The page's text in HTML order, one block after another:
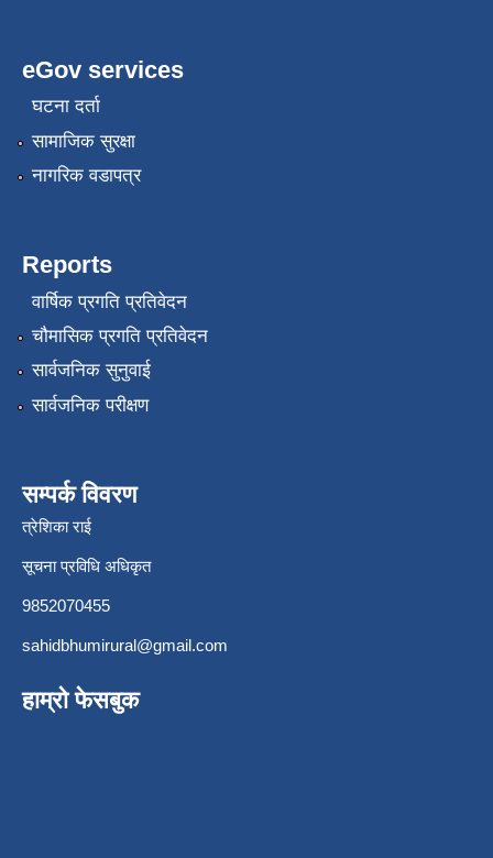
eGov services
घटना दर्ता
सामाजिक सुरक्षा
नागरिक वडापत्र
Reports
वार्षिक प्रगति प्रतिवेदन
चौमासिक प्रगति प्रतिवेदन
सार्वजनिक सुनुवाई
सार्वजनिक परीक्षण
सम्पर्क विवरण
त्रेशिका राई
सूचना प्रविधि अधिकृत
9852070455
sahidbhumirural@gmail.com
हाम्रो फेसबुक